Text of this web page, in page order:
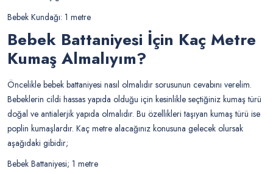
Bebek Kundağı: 1 metre
Bebek Battaniyesi İçin Kaç Metre
Kumaş Almalıyım?
Öncelikle bebek battaniyesi nasıl olmalıdır sorusunun cevabını verelim.
Bebeklerin cildi hassas yapıda olduğu için kesinlikle seçtiğiniz kumaş türü
doğal ve antialerjik yapıda olmalıdır. Bu özellikleri taşıyan kumaş türü ise
poplin kumaşlardır. Kaç metre alacağınız konusuna gelecek olursak
aşağıdaki gibidir;
Bebek Battaniyesi; 1 metre